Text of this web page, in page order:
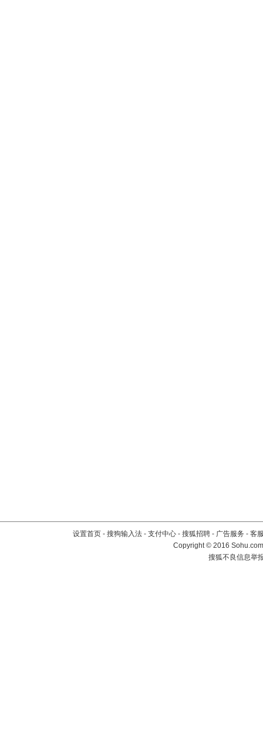
设置首页 - 搜狗输入法 - 支付中心 - 搜狐招聘 - 广告服务 - 客
Copyright©2016
搜狐不良信息举